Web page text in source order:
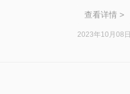
查看详情 >
2023年10月08日